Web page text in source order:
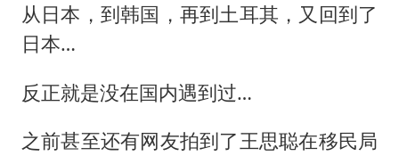
从日本，到韩国，再到土耳其，又回到了
日本…
反正就是没在国内遇到过…
之前甚至还有网友拍到了王思聪在移民局